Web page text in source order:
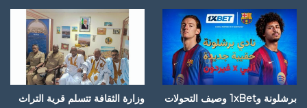
برشلونة و1xBet وصيف التحولات
وزارة الثقافة تتسلم قرية التراث